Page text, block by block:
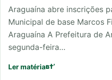
Araguaína abre inscrições
Municipal de base Marcos
Araguaína A Prefeitura de
segunda-feira…
Ler matéria